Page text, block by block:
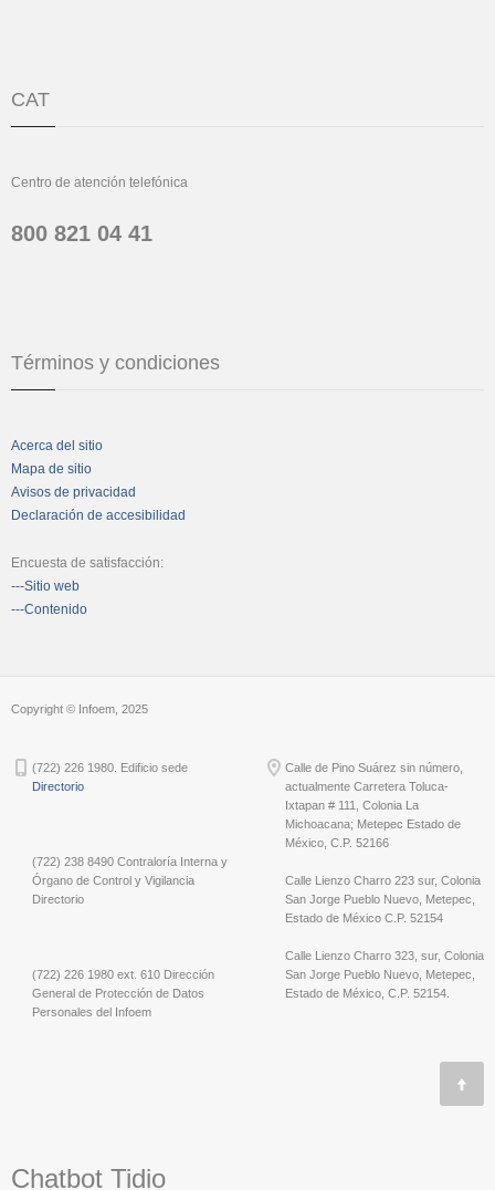
CAT
Centro de atención telefónica
800 821 04 41
Términos y condiciones
Acerca del sitio
Mapa de sitio
Avisos de privacidad
Declaración de accesibilidad
Encuesta de satisfacción:
---Sitio web
---Contenido
Copyright © Infoem, 2025
(722) 226 1980. Edificio sede
Directorio
(722) 238 8490 Contraloría Interna y
Órgano de Control y Vigilancia
Directorio
(722) 226 1980 ext. 610 Dirección
General de Protección de Datos
Personales del Infoem
Calle de Pino Suárez sin número,
actualmente Carretera Toluca-
Ixtapan # 111, Colonia La
Michoacana; Metepec Estado de
México, C.P. 52166
Calle Lienzo Charro 223 sur, Colonia
San Jorge Pueblo Nuevo, Metepec,
Estado de México C.P. 52154
Calle Lienzo Charro 323, sur, Colonia
San Jorge Pueblo Nuevo, Metepec,
Estado de México, C.P. 52154.
Chatbot Tidio